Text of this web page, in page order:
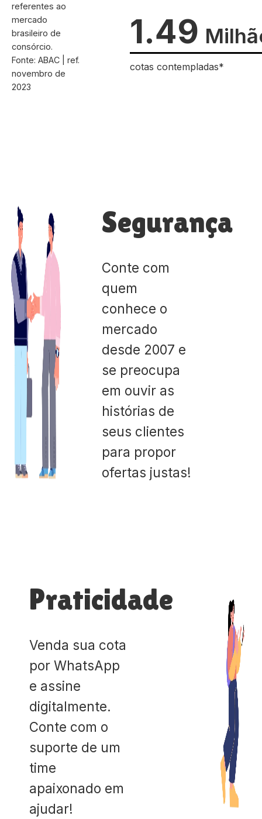
referentes ao
mercado
brasileiro de
consórcio.
Fonte: ABAC | ref.
novembro de
2023
1.49
cotas contempladas*
Segurança
Conte com
quem
conhece o
mercado
desde 2007 e
se preocupa
em ouvir as
histórias de
seus clientes
para propor
ofertas justas!
Praticidade
Venda sua cota
por WhatsApp
e assine
digitalmente.
Conte com o
suporte de um
time
apaixonado em
ajudar!